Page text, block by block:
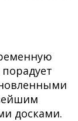
досками.